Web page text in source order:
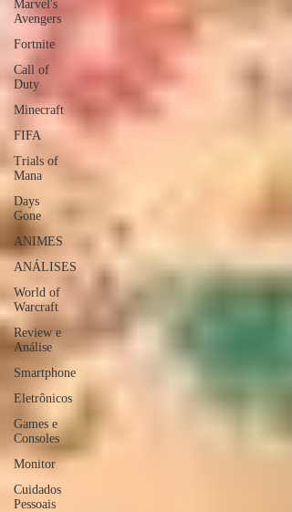
Marvel's
Avengers
Fortnite
Call of
Duty
Minecraft
FIFA
Trials of
Mana
Days
Gone
ANIMES
ANÁLISES
World of
Warcraft
Review e
Análise
Smartphone
Eletrônicos
Games e
Consoles
Monitor
Cuidados
Pessoais